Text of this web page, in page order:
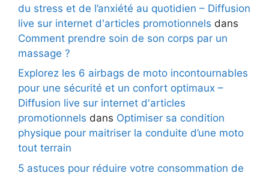
du stress et de l’anxiété au quotidien – Diffusion
live sur internet d'articles promotionnels dans
Comment prendre soin de son corps par un
massage ?
Explorez les 6 airbags de moto incontournables
pour une sécurité et un confort optimaux –
Diffusion live sur internet d'articles
promotionnels dans Optimiser sa condition
physique pour maitriser la conduite d’une moto
tout terrain
5 astuces pour réduire votre consommation de